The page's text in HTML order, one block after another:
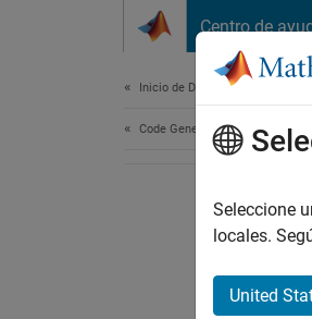
Centro de
Inicio de Documentación
Code Generation
Seleccione
locales.
United